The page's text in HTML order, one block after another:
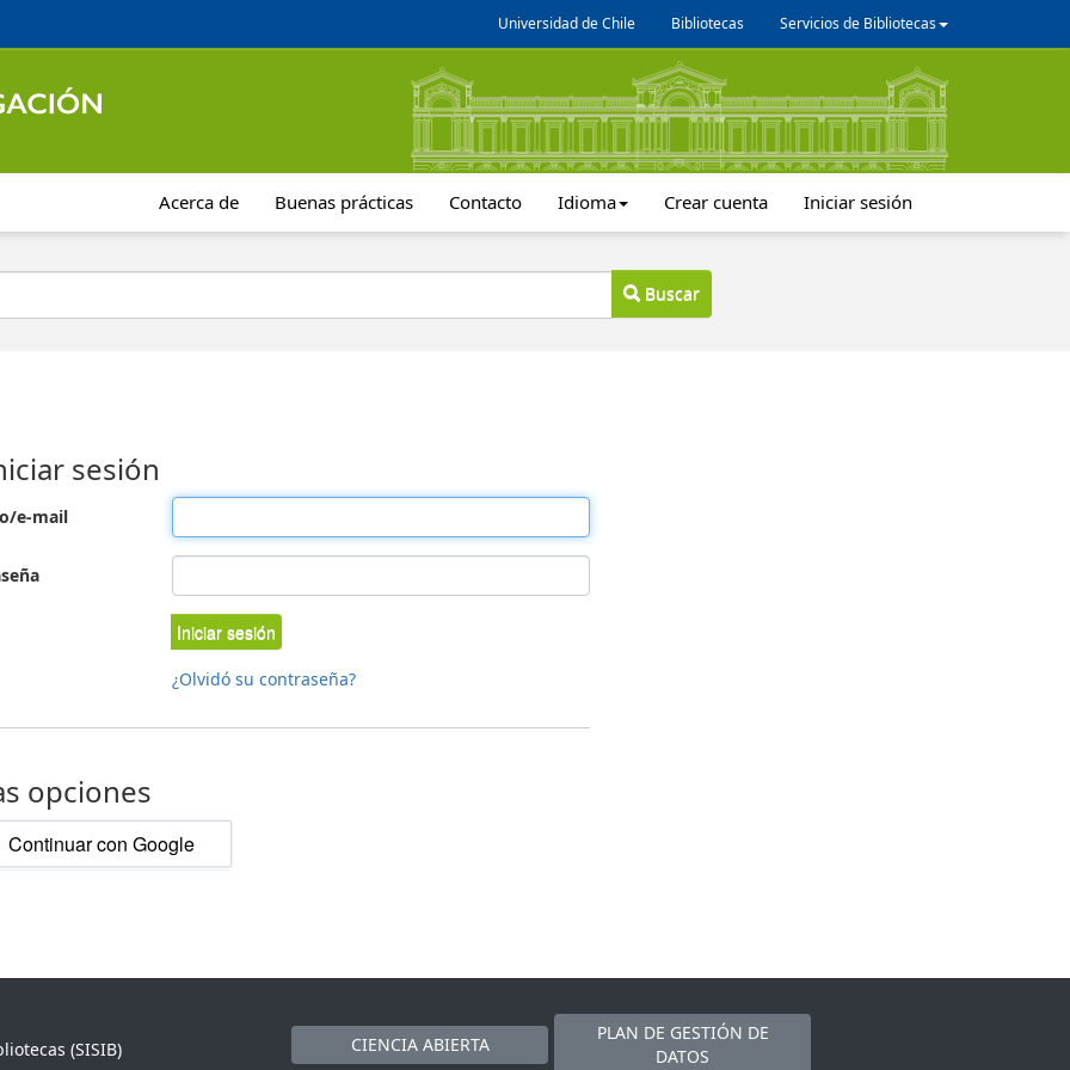
Universidad de Chile Bibliotecas Servicios de Bibliotecas
Acerca de Buenas prácticas Contacto Idioma Crear cuenta Iniciar sesión
Buscar
sesión
e-mail
Iniciar sesión
¿Olvidó su contraseña?
opciones
Continuar con Google
(SISIB)
CIENCIA ABIERTA
PLAN DE GESTIÓN DE
DATOS